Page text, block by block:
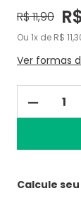
R$11,90
Ou 1 de R$ 11,
Ver formas
－
Calcule